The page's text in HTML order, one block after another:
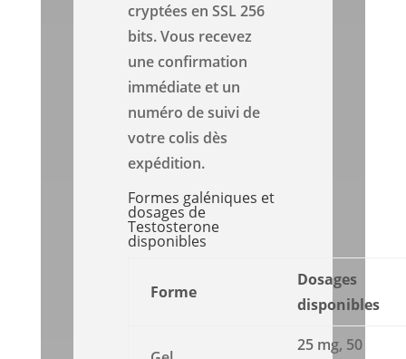
cryptées en SSL 256
bits. Vous recevez
une confirmation
immédiate et un
numéro de suivi de
votre colis dès
expédition.
Formes galéniques et
dosages de
Testosterone
disponibles
Forme
Dosages
disponibles
25 mg, 50